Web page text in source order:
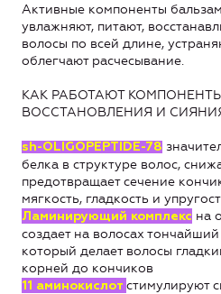
Активные компоненты
увлажняют, питают,
волосы по всей длине,
облегчают расчесывание.
КАК РАБОТАЮТ
ВОССТАНОВЛЕНИЯ И
sh-OLIGOPEPTIDE-78
белка в структуре волос,
предотвращает сечение
мягкость, гладкость и
Ламинирующий комплекс на
создает на волосах
который делает волосы
корней до кончиков
11 аминокислот стимулируют